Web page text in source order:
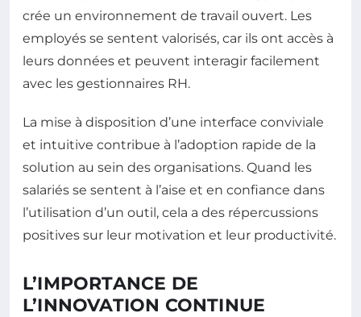
crée un environnement de travail ouvert. Les
employés se sentent valorisés, car ils ont accès à
leurs données et peuvent interagir facilement
avec les gestionnaires RH.
La mise à disposition d’une interface conviviale
et intuitive contribue à l’adoption rapide de la
solution au sein des organisations. Quand les
salariés se sentent à l’aise et en confiance dans
l’utilisation d’un outil, cela a des répercussions
positives sur leur motivation et leur productivité.
L’IMPORTANCE DE
L’INNOVATION CONTINUE